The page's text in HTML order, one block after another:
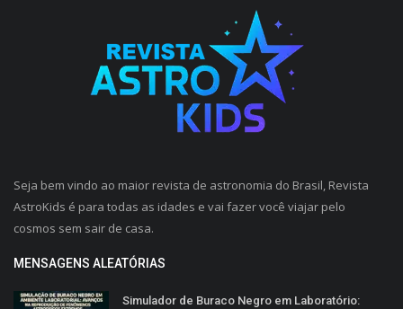
Seja bem vindo ao maior revista de astronomia do Brasil, Revista
AstroKids é para todas as idades e vai fazer você viajar pelo
cosmos sem sair de casa.
MENSAGENS ALEATÓRIAS
Simulador de Buraco Negro em Laboratório: